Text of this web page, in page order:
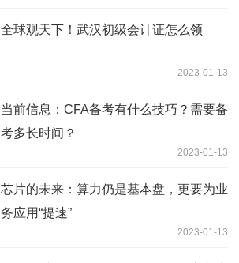
全球观天下！武汉初级会计证怎么领
2023-01-13
当前信息：CFA备考有什么技巧？需要备
考多长时间？
2023-01-13
芯片的未来：算力仍是基本盘，更要为业
务应用“提速”
2023-01-13